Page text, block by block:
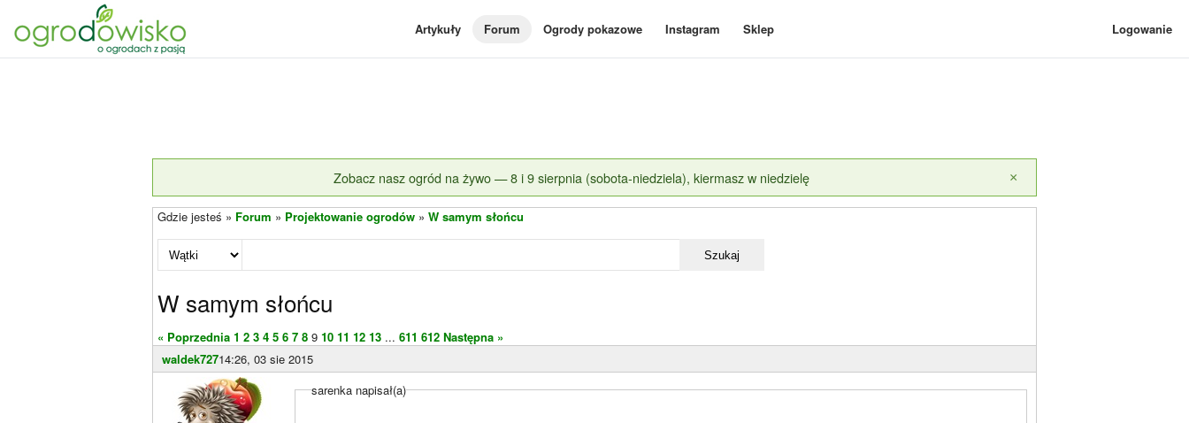
Artykuły Forum Ogrody pokazowe Instagram Sklep Logowanie
Zobacz nasz ogród na żywo — 8 i 9 sierpnia (sobota-niedziela), kiermasz w niedzielę ×
Gdzie jesteś » Forum » Projektowanie ogrodów » W samym słońcu
Szukaj
W samym słońcu
« Poprzednia 1 2 3 4 5 6 7 8 9 10 11 12 13 ... 611 612 Następna »
waldek72714:26, 03 sie 2015
sarenka napisał(a)